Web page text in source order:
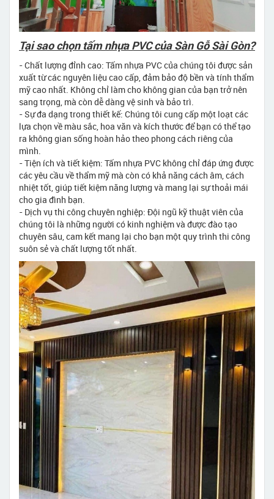
Tại sao chọn tấm nhựa PVC của Sàn Gỗ Sài Gòn?
- Chất lượng đỉnh cao: Tấm nhựa PVC của chúng tôi được sản
xuất từ các nguyên liệu cao cấp, đảm bảo độ bền và tính thẩm
mỹ cao nhất. Không chỉ làm cho không gian của bạn trở nên
sang trọng, mà còn dễ dàng vệ sinh và bảo trì.
- Sự đa dạng trong thiết kế: Chúng tôi cung cấp một loạt các
lựa chọn về màu sắc, hoa văn và kích thước để bạn có thể tạo
ra không gian sống hoàn hảo theo phong cách riêng của
mình.
- Tiện ích và tiết kiệm: Tấm nhựa PVC không chỉ đáp ứng được
các yêu cầu về thẩm mỹ mà còn có khả năng cách âm, cách
nhiệt tốt, giúp tiết kiệm năng lượng và mang lại sự thoải mái
cho gia đình bạn.
- Dịch vụ thi công chuyên nghiệp: Đội ngũ kỹ thuật viên của
chúng tôi là những người có kinh nghiệm và được đào tạo
chuyên sâu, cam kết mang lại cho bạn một quy trình thi công
suôn sẻ và chất lượng tốt nhất.